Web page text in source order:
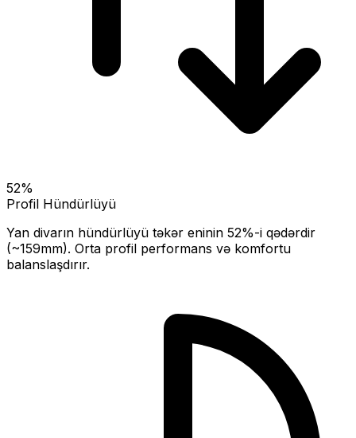
52%
Profil Hündürlüyü
Yan divarın hündürlüyü təkər eninin 52%-i qədərdir
(~159mm). Orta profil performans və komfortu
balanslaşdırır.